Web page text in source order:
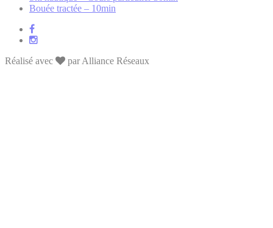
Bouée tractée – 10min
Réalisé avec par Alliance Réseaux